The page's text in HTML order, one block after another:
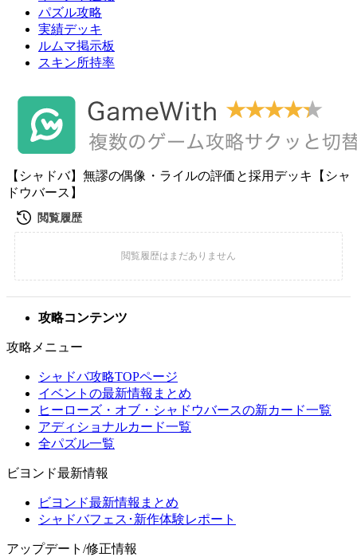
パズル攻略
実績デッキ
ルムマ掲示板
スキン所持率
【シャドバ】無謬の偶像・ライルの評価と採用デッキ【シャ
ドウバース】
攻略コンテンツ
攻略メニュー
シャドバ攻略TOPページ
イベントの最新情報まとめ
ヒーローズ・オブ・シャドウバースの新カード一覧
アディショナルカード一覧
全パズル一覧
ビヨンド最新情報
ビヨンド最新情報まとめ
シャドバフェス･新作体験レポート
アップデート/修正情報